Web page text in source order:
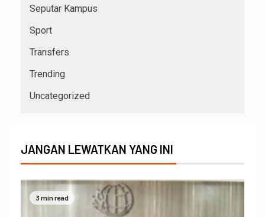
Seputar Kampus
Sport
Transfers
Trending
Uncategorized
JANGAN LEWATKAN YANG INI
3 min read